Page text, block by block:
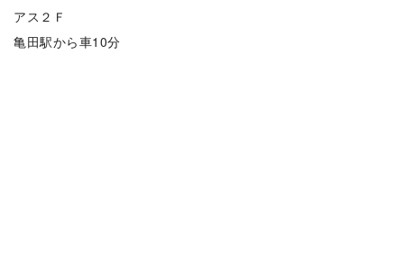
アス２Ｆ
亀田駅から車10分